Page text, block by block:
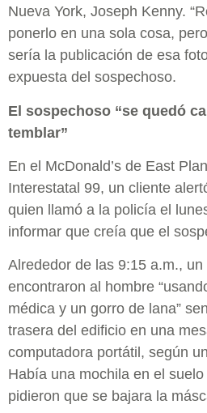
Nueva York, Joseph Kenny.
ponerlo en una sola cosa,
sería la publicación de esa
expuesta del sospechoso.
El sospechoso “se quedó
temblar”
En el McDonald’s de East
Interestatal 99, un cliente
quien llamó a la policía el
informar que creía que el
Alrededor de las 9:15 a.m.,
encontraron al hombre
médica y un gorro de lana”
trasera del edificio en una
computadora portátil, según
Había una mochila en el
pidieron que se bajara la